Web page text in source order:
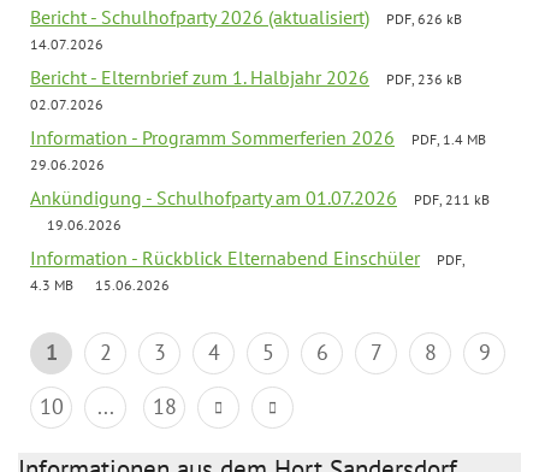
Bericht - Schulhofparty 2026 (aktualisiert)
PDF, 626 kB
14.07.2026
Bericht - Elternbrief zum 1. Halbjahr 2026
PDF, 236 kB
02.07.2026
Information - Programm Sommerferien 2026
PDF, 1.4 MB
29.06.2026
Ankündigung - Schulhofparty am 01.07.2026
PDF, 211 kB
19.06.2026
Information - Rückblick Elternabend Einschüler
PDF,
4.3 MB
15.06.2026
1 2 3 4 5 6 7 8
9
10
... 18